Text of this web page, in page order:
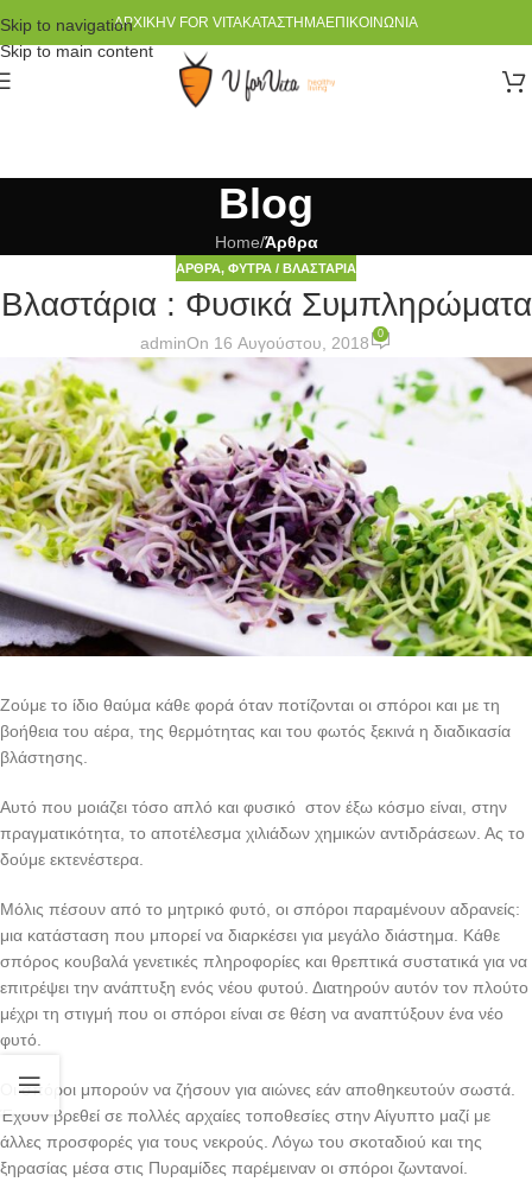
Skip to navigation
Skip to main content
ΑΡΧΙΚΉV FOR VITAΚΑΤΆΣΤΗΜΑΕΠΙΚΟΙΝΩΝΊΑ
Blog
Home/Άρθρα
ΆΡΘΡΑ, ΦΎΤΡΑ / ΒΛΑΣΤΆΡΙΑ
Βλαστάρια : Φυσικά Συμπληρώματα
adminOn 16 Αυγούστου, 2018 0
Ζούμε το ίδιο θαύμα κάθε φορά όταν ποτίζονται οι σπόροι και με τη
βοήθεια του αέρα, της θερμότητας και του φωτός ξεκινά η διαδικασία
βλάστησης.
Αυτό που μοιάζει τόσο απλό και φυσικό στον έξω κόσμο είναι, στην
πραγματικότητα, το αποτέλεσμα χιλιάδων χημικών αντιδράσεων. Ας το
δούμε εκτενέστερα.
Μόλις πέσουν από το μητρικό φυτό, οι σπόροι παραμένουν αδρανείς:
μια κατάσταση που μπορεί να διαρκέσει για μεγάλο διάστημα. Κάθε
σπόρος κουβαλά γενετικές πληροφορίες και θρεπτικά συστατικά για να
επιτρέψει την ανάπτυξη ενός νέου φυτού. Διατηρούν αυτόν τον πλούτο
μέχρι τη στιγμή που οι σπόροι είναι σε θέση να αναπτύξουν ένα νέο
φυτό.
Οι σπόροι μπορούν να ζήσουν για αιώνες εάν αποθηκευτούν σωστά.
Έχουν βρεθεί σε πολλές αρχαίες τοποθεσίες στην Αίγυπτο μαζί με
άλλες προσφορές για τους νεκρούς. Λόγω του σκοταδιού και της
ξηρασίας μέσα στις Πυραμίδες παρέμειναν οι σπόροι ζωντανοί.